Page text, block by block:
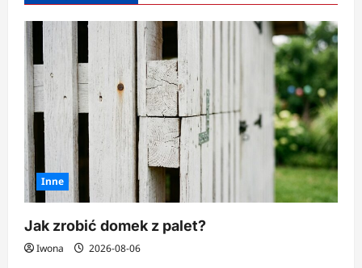
i
s
y
Inne
Jak zrobić domek z palet?
Iwona 2026-08-06